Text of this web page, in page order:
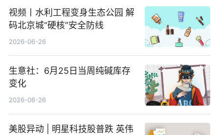
视频丨水利工程变身生态公园 解
码北京城“硬核”安全防线
2026-06-26
生意社：6月25日当周纯碱库存
变化
2026-06-26
美股异动 | 明星科技股普跌 英伟